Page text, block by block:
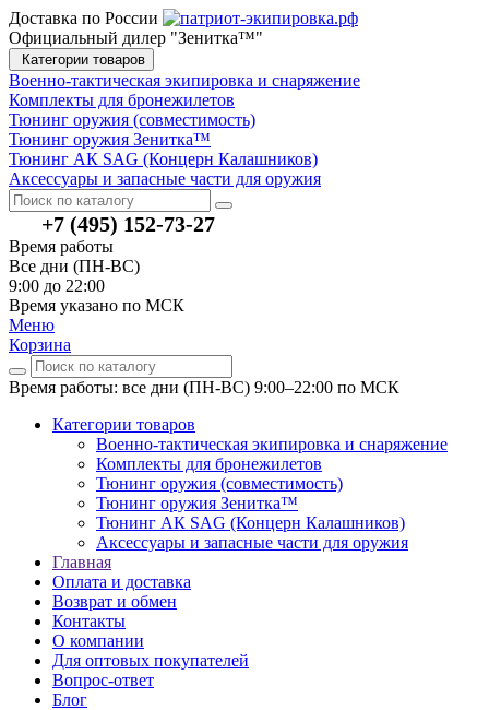
Доставка по России
Официальный дилер "Зенитка™"
Категории товаров
Военно-тактическая экипировка и снаряжение
Комплекты для бронежилетов
Тюнинг оружия (совместимость)
Тюнинг оружия Зенитка™
Тюнинг АК SAG (Концерн Калашников)
Аксессуары и запасные части для оружия
+7 (495) 152-73-27
Время работы
Все дни (ПН-ВС)
9:00 до 22:00
Время указано по МСК
Меню
Корзина
Время работы: все дни (ПН-ВС) 9:00–22:00 по МСК
Категории товаров
Военно-тактическая экипировка и снаряжение
Комплекты для бронежилетов
Тюнинг оружия (совместимость)
Тюнинг оружия Зенитка™
Тюнинг АК SAG (Концерн Калашников)
Аксессуары и запасные части для оружия
Главная
Оплата и доставка
Возврат и обмен
Контакты
О компании
Для оптовых покупателей
Вопрос-ответ
Блог